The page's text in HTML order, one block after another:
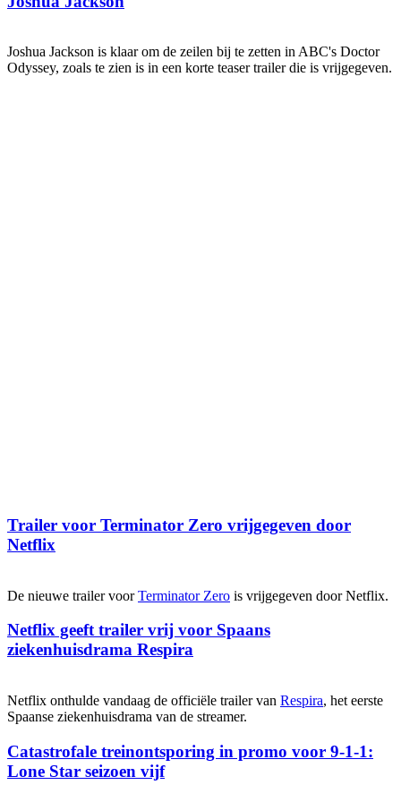
Joshua Jackson is klaar om de zeilen bij te zetten in ABC's Doctor
Odyssey, zoals te zien is in een korte teaser trailer die is vrijgegeven.
Trailer voor Terminator Zero vrijgegeven door
Netflix
De nieuwe trailer voorTerminator Zero is vrijgegeven door Netflix.
Netflix geeft trailer vrij voor Spaans
ziekenhuisdrama Respira
Netflix onthulde vandaag de officiële trailer van Respira, het eerste
Spaanse ziekenhuisdrama van de streamer.
Catastrofale treinontsporing in promo voor 9-1-1:
Lone Star seizoen vijf